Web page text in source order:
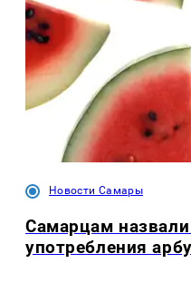
Новости Самары
Самарцам
употребления